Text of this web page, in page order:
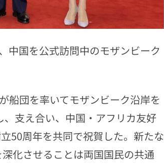
中国を公式訪問中のモザンビーク
船団を率いてモザンビーク沿岸を
支え合い、中国・アフリカ友好
50周年を共同で祝賀した。新たな
化させることは両国国民の共通